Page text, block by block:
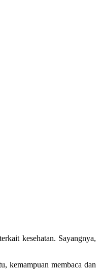
kesehatan. Sayangnya,
kemampuan membaca dan